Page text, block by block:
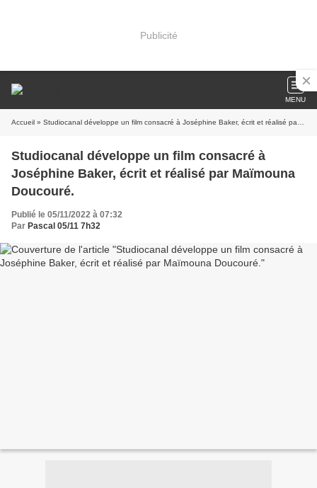
Publicité
MENU
Accueil » Studiocanal développe un film consacré à Joséphine Baker, écrit et réalisé par Maïmouna Doucouré.
Studiocanal développe un film consacré à
Joséphine Baker, écrit et réalisé par Maïmouna
Doucouré.
Publié le 05/11/2022 à 07:32
Par Pascal 05/11 7h32